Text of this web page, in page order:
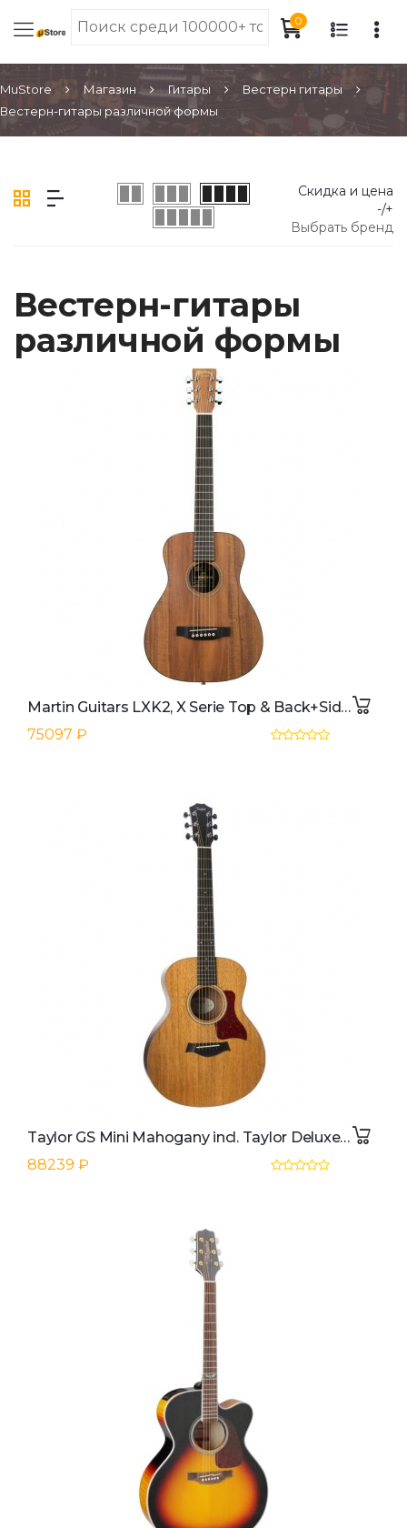
0
MuStore Магазин Гитары
Вестерн гитары
Вестерн-гитары различной формы
Скидка и цена
-/+
Выбрать бренд
Вестерн-гитары
различной формы
Martin Guitars LXK2, X Serie Top & Back+Sides Koafinishing
75097 ₽
Taylor GS Mini Mahogany incl. Taylor Deluxe Softcase
88239 ₽